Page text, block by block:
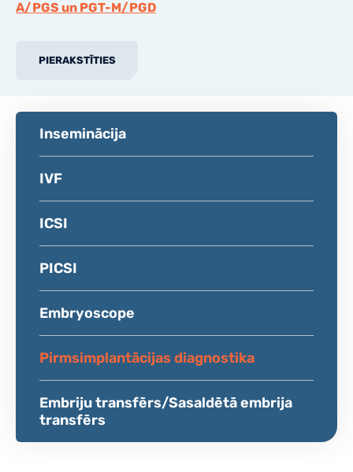
A/PGS un PGT-M/PGD
PIERAKSTĪTIES
Inseminācija
IVF
ICSI
PICSI
Embryoscope
Pirmsimplantācijas diagnostika
Embriju transfērs/Sasaldētā embrija
transfērs